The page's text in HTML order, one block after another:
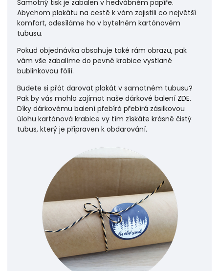
Samotný tisk je zabalen v hedvábném papíře.
Abychom plakátu na cestě k vám zajistili co největší
komfort, odesíláme ho v bytelném kartónovém
tubusu.
Pokud objednávka obsahuje také rám obrazu, pak
vám vše zabalíme do pevné krabice vystlané
bublinkovou fólií.
Budete si přát darovat plakát v samotném tubusu?
Pak by vás mohlo zajímat naše dárkové balení ZDE.
Díky dárkovému balení přebírá přebírá zásilkovou
úlohu kartónová krabice vy tím získáte krásně čistý
tubus, který je připraven k obdarování.